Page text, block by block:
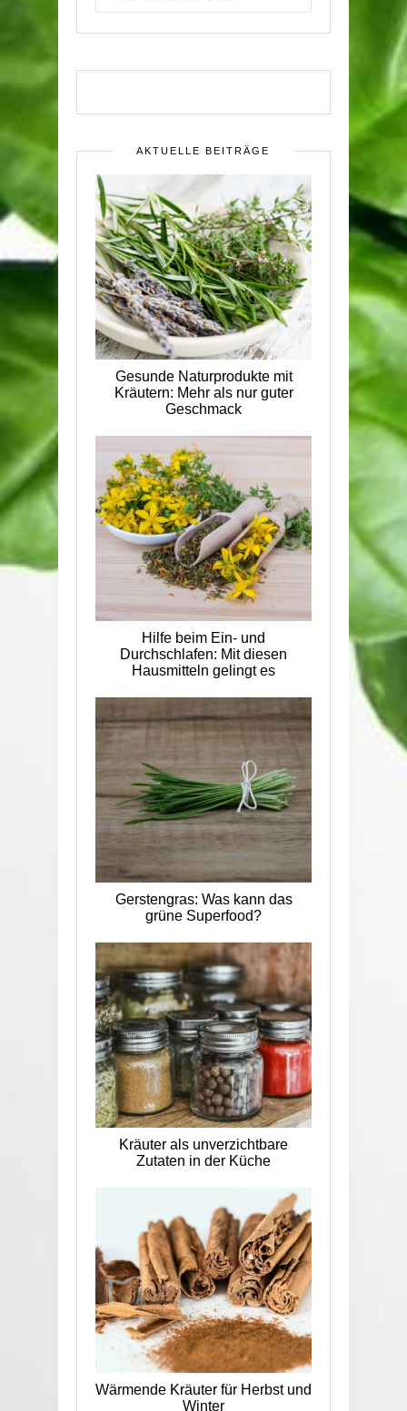
AKTUELLE BEITRÄGE
Gesunde Naturprodukte mit
Kräutern: Mehr als nur guter
Geschmack
Hilfe beim Ein- und
Durchschlafen: Mit diesen
Hausmitteln gelingt es
Gerstengras: Was kann das
grüne Superfood?
Kräuter als unverzichtbare
Zutaten in der Küche
Wärmende Kräuter für Herbst und
Winter